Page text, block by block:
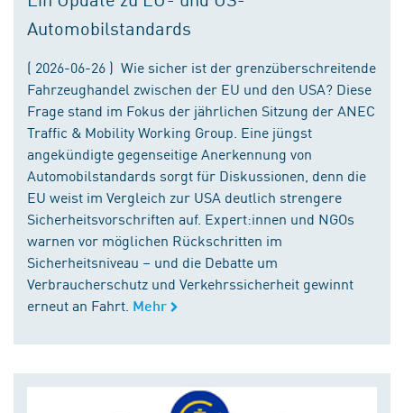
Automobilstandards
( 2026-06-26 ) Wie sicher ist der grenzüberschreitende
Fahrzeughandel zwischen der EU und den USA? Diese
Frage stand im Fokus der jährlichen Sitzung der ANEC
Traffic & Mobility Working Group. Eine jüngst
angekündigte gegenseitige Anerkennung von
Automobilstandards sorgt für Diskussionen, denn die
EU weist im Vergleich zur USA deutlich strengere
Sicherheitsvorschriften auf. Expert:innen und NGOs
warnen vor möglichen Rückschritten im
Sicherheitsniveau – und die Debatte um
Verbraucherschutz und Verkehrssicherheit gewinnt
erneut an Fahrt. Mehr